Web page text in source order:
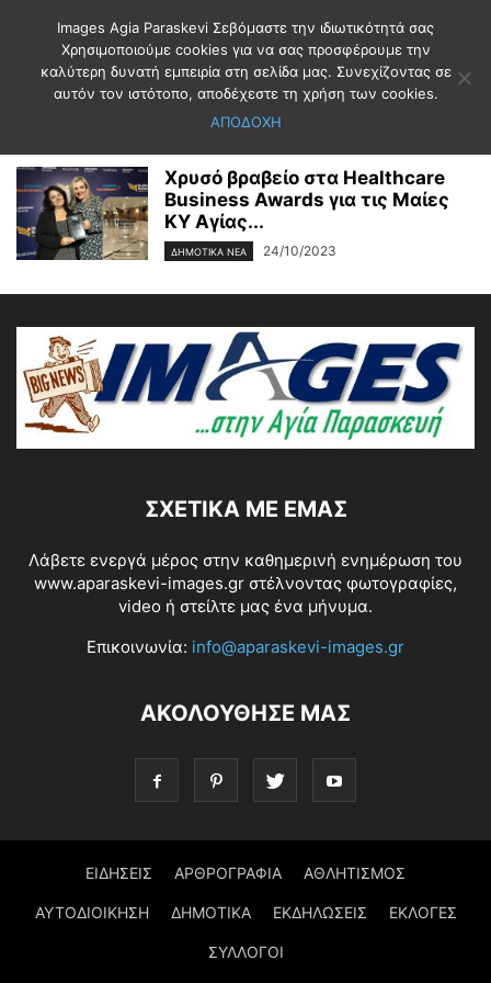
Αρχική Ετικέτες Healthcare Business Awards
Healthcare Business Awards
Χρυσό βραβείο στα Healthcare
Business Awards για τις Μαίες
ΚΥ Αγίας...
ΔΗΜΟΤΙΚΑ ΝΕΑ 24/10/2023
ΣΧΕΤΙΚΆ ΜΕ ΕΜΆΣ
Λάβετε ενεργά μέρος στην καθημερινή ενημέρωση του
www.aparaskevi-images.gr στέλνοντας φωτογραφίες,
video ή στείλτε μας ένα μήνυμα.
Επικοινωνία: info@aparaskevi-images.gr
ΑΚΟΛΟΥΘΗΣΕ ΜΑΣ
ΕΙΔΗΣΕΙΣ ΑΡΘΡΟΓΡΑΦΙΑ ΑΘΛΗΤΙΣΜΟΣ
ΑΥΤΟΔΙΟΙΚΗΣΗ ΔΗΜΟΤΙΚΑ ΕΚΔΗΛΩΣΕΙΣ ΕΚΛΟΓΕΣ
ΣΥΛΛΟΓΟΙ
Images Agia Paraskevi Σεβόμαστε την ιδιωτικότητά σας
Χρησιμοποιούμε cookies για να σας προσφέρουμε την
καλύτερη δυνατή εμπειρία στη σελίδα μας. Συνεχίζοντας σε
αυτόν τον ιστότοπο, αποδέχεστε τη χρήση των cookies.
ΑΠΟΔΟΧΗ